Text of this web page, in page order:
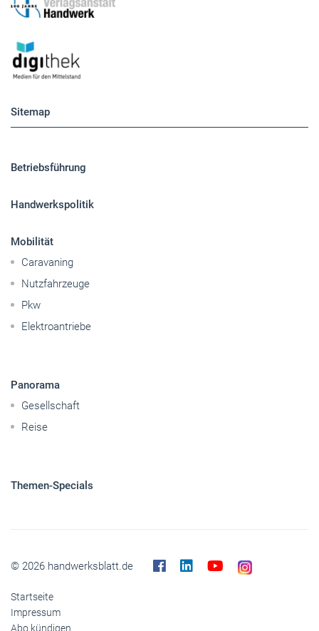
Sitemap
Betriebsführung
Handwerkspolitik
Mobilität
Caravaning
Nutzfahrzeuge
Pkw
Elektroantriebe
Panorama
Gesellschaft
Reise
Themen-Specials
© 2026 handwerksblatt.de
Startseite
Impressum
Abo kündigen